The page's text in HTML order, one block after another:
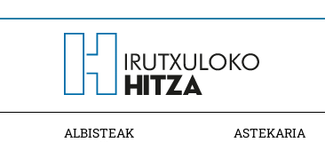
ALBISTEAK ASTEKARIA